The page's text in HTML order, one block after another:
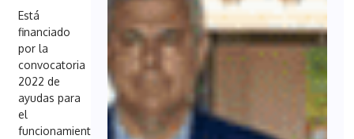
Está
financiado
por la
convocatoria
2022 de
ayudas para
el
funcionamiento